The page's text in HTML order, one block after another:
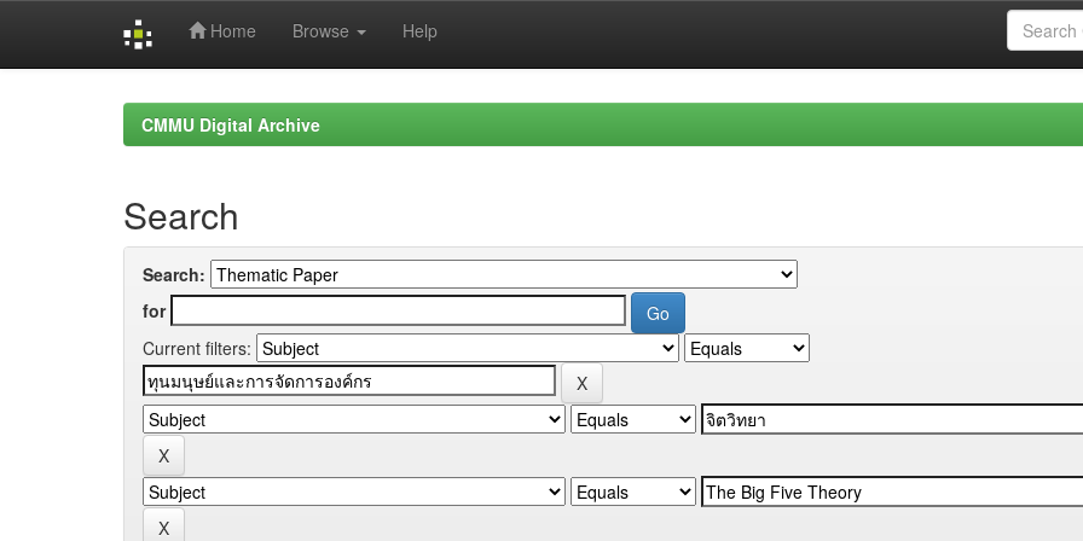
Home Browse Help
CMMU Digital Archive
Search
Search:
for
Current filters: